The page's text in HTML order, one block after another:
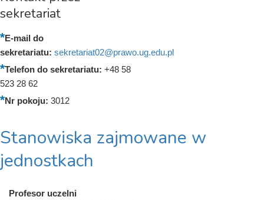
sekretariat
E-mail do
sekretariatu: sekretariat02@prawo.ug.edu.pl
Telefon do sekretariatu: +48 58
523 28 62
Nr pokoju: 3012
Stanowiska zajmowane w
jednostkach
Profesor uczelni